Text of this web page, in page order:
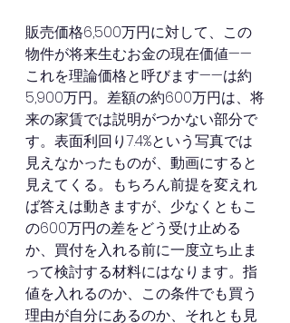
販売価格6,500万円に対して、この
物件が将来生むお金の現在価値——
これを理論価格と呼びます——は約
5,900万円。差額の約600万円は、将
来の家賃では説明がつかない部分で
す。表面利回り7.4%という写真では
見えなかったものが、動画にすると
見えてくる。もちろん前提を変えれ
ば答えは動きますが、少なくともこ
の600万円の差をどう受け止める
か、買付を入れる前に一度立ち止ま
って検討する材料にはなります。指
値を入れるのか、この条件でも買う
理由が自分にあるのか、それとも見